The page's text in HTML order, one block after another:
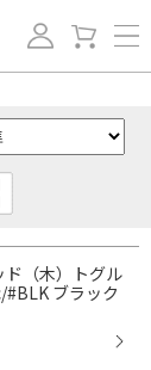
（木）トグル
ブラック